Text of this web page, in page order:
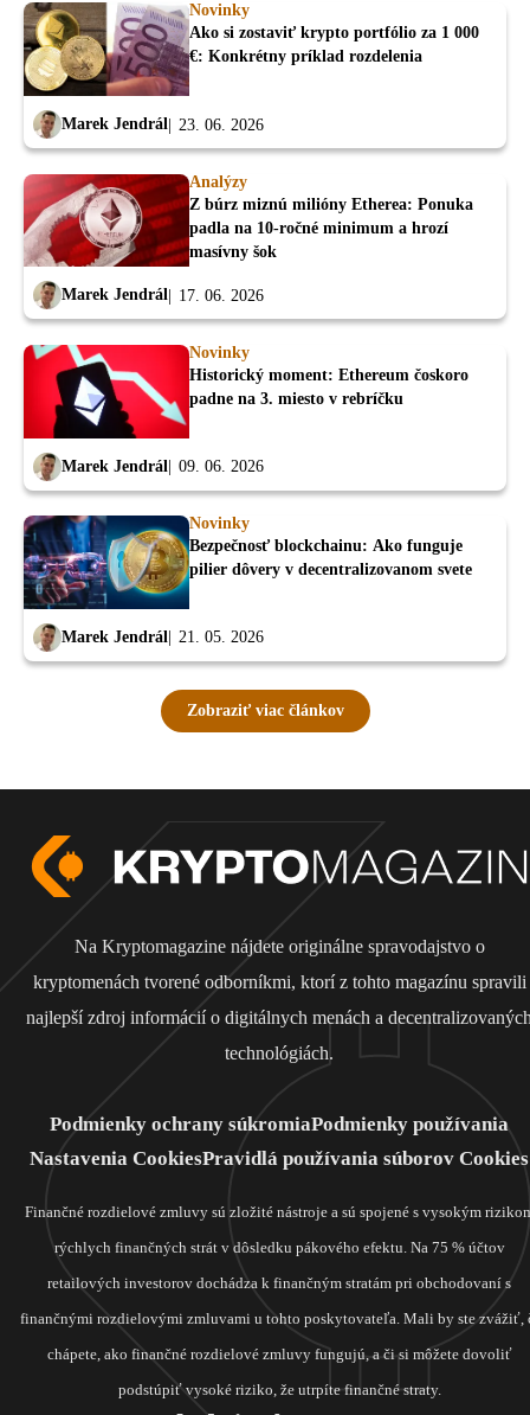
Novinky
Ako si zostaviť krypto portfólio za 1 000
€: Konkrétny príklad rozdelenia
Marek Jendrál 23. 06. 2026
Analýzy
Z búrz miznú milióny Etherea: Ponuka
padla na 10-ročné minimum a hrozí
masívny šok
Marek Jendrál 17. 06. 2026
Novinky
Historický moment: Ethereum čoskoro
padne na 3. miesto v rebríčku
Marek Jendrál 09. 06. 2026
Novinky
Bezpečnosť blockchainu: Ako funguje
pilier dôvery v decentralizovanom svete
Marek Jendrál 21. 05. 2026
Zobraziť viac článkov
Na Kryptomagazine nájdete originálne spravodajstvo o
kryptomenách tvorené odborníkmi, ktorí z tohto magazínu spravili
najlepší zdroj informácií o digitálnych menách a
technológiách.
Podmienky ochrany súkromiaPodmienky používania
Nastavenia CookiesPravidlá používania súborov Cookies
Finančné rozdielové zmluvy sú zložité nástroje a sú spojené s vysokým
rýchlych finančných strát v dôsledku pákového efektu. Na 75 % účtov
retailových investorov dochádza k finančným stratám pri obchodovaní s
finančnými rozdielovými zmluvami u tohto poskytovateľa. Mali by ste zvážiť,
chápete, ako finančné rozdielové zmluvy fungujú, a či si môžete dovoliť
podstúpiť vysoké riziko, že utrpíte finančné straty.